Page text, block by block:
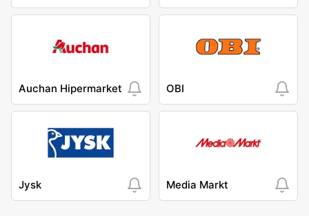
Auchan Hipermarket OBI
Jysk Media Markt